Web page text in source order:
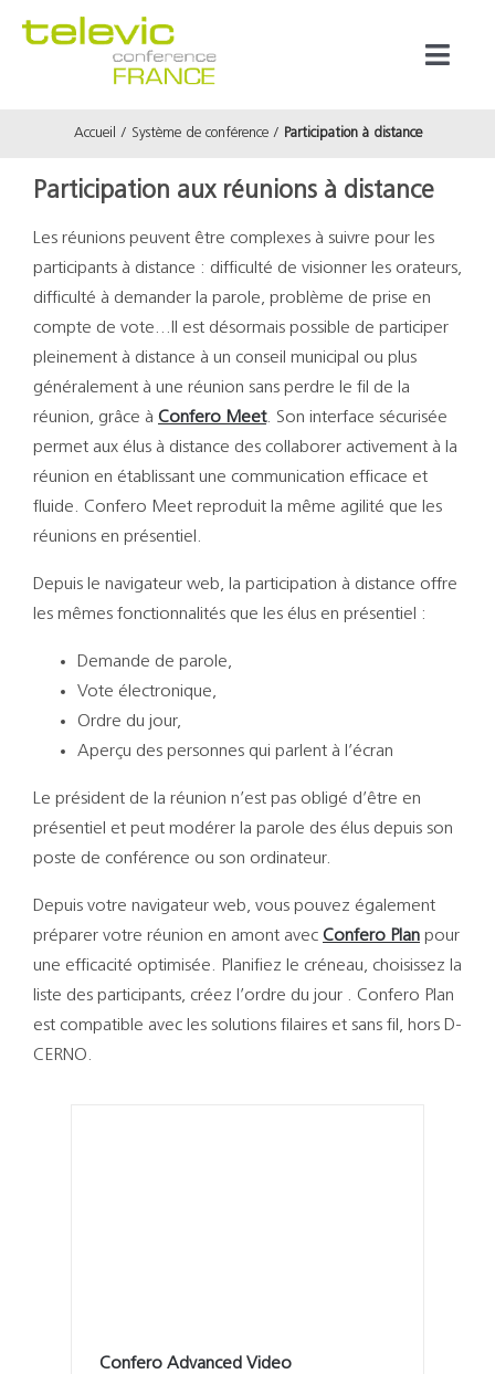
Support
Accueil Système de conférence Participation à distance
Participation aux réunions à distance
Les réunions peuvent être complexes à suivre pour les
participants à distance : difficulté de visionner les orateurs,
difficulté à demander la parole, problème de prise en
compte de vote…Il est désormais possible de participer
pleinement à distance à un conseil municipal ou plus
généralement à une réunion sans perdre le fil de la
réunion, grâce à Confero Meet. Son interface sécurisée
permet aux élus à distance des collaborer activement à la
réunion en établissant une communication efficace et
fluide. Confero Meet reproduit la même agilité que les
réunions en présentiel.
Depuis le navigateur web, la participation à distance offre
les mêmes fonctionnalités que les élus en présentiel :
Demande de parole,
Vote électronique,
Ordre du jour,
Aperçu des personnes qui parlent à l’écran
Le président de la réunion n’est pas obligé d’être en
présentiel et peut modérer la parole des élus depuis son
poste de conférence ou son ordinateur.
Depuis votre navigateur web, vous pouvez également
préparer votre réunion en amont avec Confero Plan pour
une efficacité optimisée. Planifiez le créneau, choisissez la
liste des participants, créez l’ordre du jour . Confero Plan
est compatible avec les solutions filaires et sans fil, hors D-
CERNO.
Confero Advanced Video